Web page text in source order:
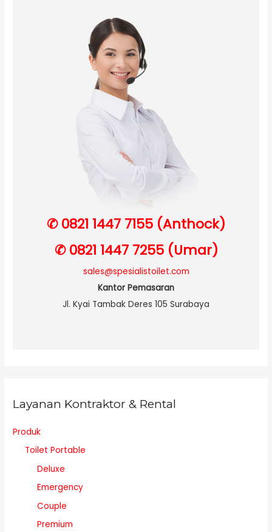
✆ 0821 1447 7155 (Anthock)
✆ 0821 1447 7255 (Umar)
sales@spesialistoilet.com
Kantor Pemasaran
Jl. Kyai Tambak Deres 105 Surabaya
Layanan Kontraktor & Rental
Produk
Toilet Portable
Deluxe
Emergency
Couple
Premium